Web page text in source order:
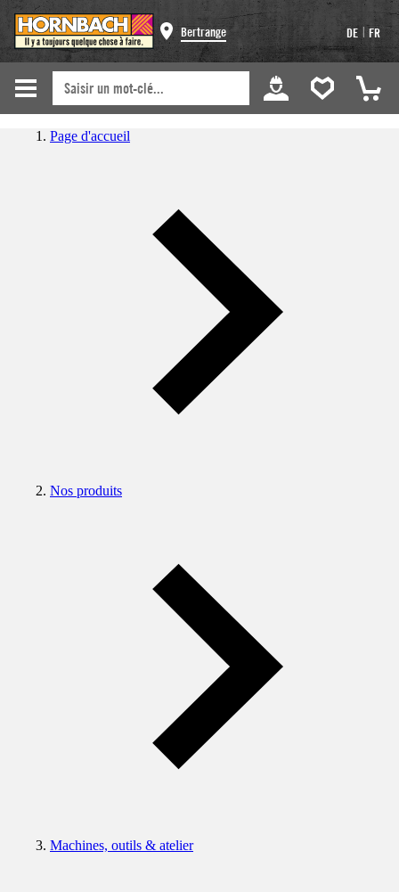
Bertrange DE | FR
Page d'accueil
Nos produits
Machines, outils & atelier